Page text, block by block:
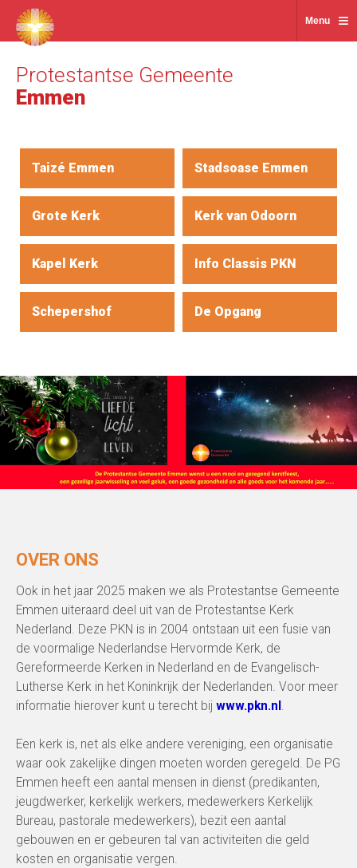
Menu ≡
Protestantse Gemeente
Emmen
Taizé Emmen Stadsoase Emmen
Grote Kerk Kerk van Odoorn
Kapel Kerk Info Classis PKN
Schepershof De Opgang
OVER ONS
Ook in het jaar 2025 maken we als Protestantse Gemeente
Emmen uiteraard deel uit van de Protestantse Kerk
Nederland. Deze PKN is in 2004 ontstaan uit een fusie van
de voormalige Nederlandse Hervormde Kerk, de
Gereformeerde Kerken in Nederland en de Evangelisch-
Lutherse Kerk in het Koninkrijk der Nederlanden. Voor meer
informatie hierover kunt u terecht bij www.pkn.nl .
Een kerk is, net als elke andere vereniging, een organisatie
waar ook zakelijke dingen moeten worden geregeld. De PG
Emmen heeft een aantal mensen in dienst (predikanten,
jeugdwerker, kerkelijk werkers, medewerkers Kerkelijk
Bureau, pastorale medewerkers), bezit een aantal
gebouwen en er gebeuren tal van activiteiten die geld
kosten en organisatie vergen.